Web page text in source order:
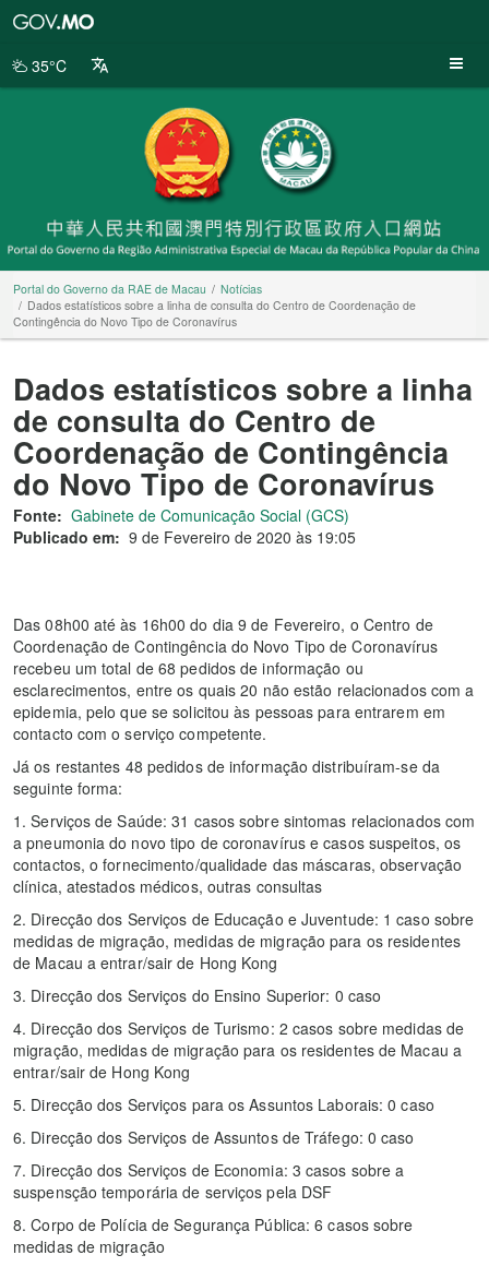
da
35°C
Portal do Governo da RAE de Macau
Notícias
Dados estatísticos sobre a linha de consulta do Centro de Coordenação de
Contingência do Novo Tipo de Coronavírus
Dados estatísticos sobre a linha
de consulta do Centro de
Coordenação de Contingência
do Novo Tipo de Coronavírus
Fonte: Gabinete de Comunicação Social (GCS)
Publicado em: 9 de Fevereiro de 2020 às 19:05
Das 08h00 até às 16h00 do dia 9 de Fevereiro, o Centro de
Coordenação de Contingência do Novo Tipo de Coronavírus
recebeu um total de 68 pedidos de informação ou
esclarecimentos, entre os quais 20 não estão relacionados com a
epidemia, pelo que se solicitou às pessoas para entrarem em
contacto com o serviço competente.
Já os restantes 48 pedidos de informação distribuíram-se da
seguinte forma:
1. Serviços de Saúde: 31 casos sobre sintomas relacionados com
a pneumonia do novo tipo de coronavírus e casos suspeitos, os
contactos, o fornecimento/qualidade das máscaras, observação
clínica, atestados médicos, outras consultas
2. Direcção dos Serviços de Educação e Juventude: 1 caso sobre
medidas de migração, medidas de migração para os residentes
de Macau a entrar/sair de Hong Kong
3. Direcção dos Serviços do Ensino Superior: 0 caso
4. Direcção dos Serviços de Turismo: 2 casos sobre medidas de
migração, medidas de migração para os residentes de Macau a
entrar/sair de Hong Kong
5. Direcção dos Serviços para os Assuntos Laborais: 0 caso
6. Direcção dos Serviços de Assuntos de Tráfego: 0 caso
7. Direcção dos Serviços de Economia: 3 casos sobre a
suspensção temporária de serviços pela DSF
8. Corpo de Polícia de Segurança Pública: 6 casos sobre
medidas de migração